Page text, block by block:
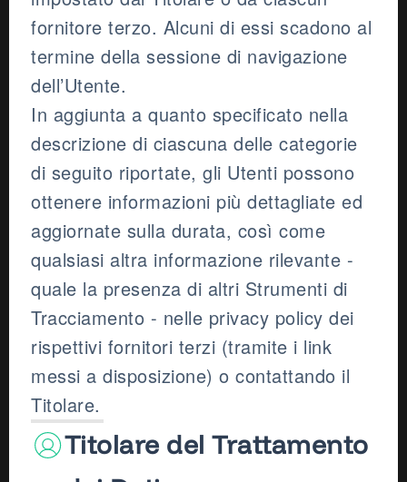
fornitore terzo. Alcuni di essi scadono al
termine della sessione di navigazione
dell’Utente.
In aggiunta a quanto specificato nella
descrizione di ciascuna delle categorie
di seguito riportate, gli Utenti possono
ottenere informazioni più dettagliate ed
aggiornate sulla durata, così come
qualsiasi altra informazione rilevante -
quale la presenza di altri Strumenti di
Tracciamento - nelle privacy policy dei
rispettivi fornitori terzi (tramite i link
messi a disposizione) o contattando il
Titolare.
Titolare del Trattamento